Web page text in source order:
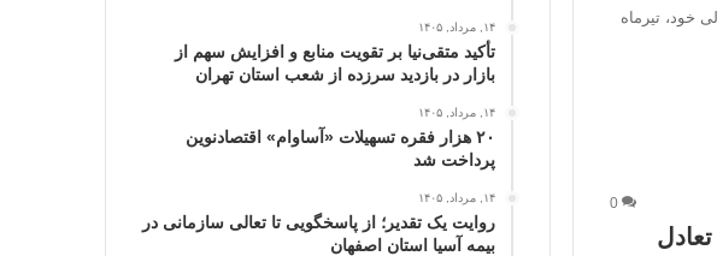
خود، تیرماه
0
۱۴, مرداد, ۱۴۰۵
تأکید متقی‌نیا بر تقویت منابع و افزایش سهم از
بازار در بازدید سرزده از شعب استان تهران
۱۴, مرداد, ۱۴۰۵
۲۰ هزار فقره تسهیلات «آساوام» اقتصادنوین
پرداخت شد
۱۴, مرداد, ۱۴۰۵
روایت یک تقدیر؛ از پاسخگویی تا تعالی سازمانی در
بیمه آسیا استان اصفهان